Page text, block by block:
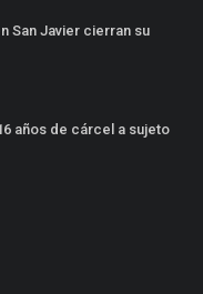
San Javier cierran su
años de cárcel a sujeto